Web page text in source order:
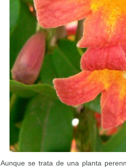
Aunque se trata de una planta